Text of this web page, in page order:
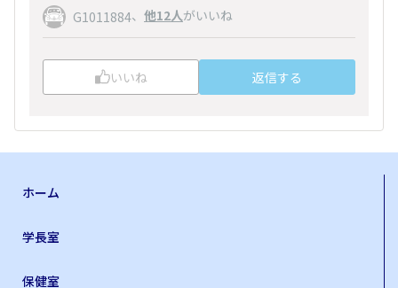
G1011884、 他12人がいいね
いいね 返信する
ホーム
学長室
保健室